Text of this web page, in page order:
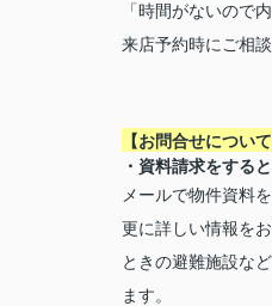
「時間がないので
来店予約時にご相談
【お問合せについて
・資料請求をする
メールで物件資料
更に詳しい情報を
ときの避難施設な
ます。